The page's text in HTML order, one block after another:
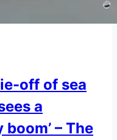
off of sea
a
– The